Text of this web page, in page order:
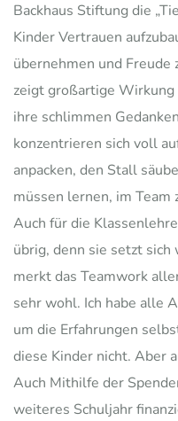
Backhaus Stiftung die
Kinder Vertrauen
übernehmen und Freude
zeigt großartige Wirkung
ihre schlimmen
konzentrieren sich voll
anpacken, den Stall
müssen lernen, im Team
Auch für die
übrig, denn sie setzt sich
merkt das Teamwork
sehr wohl. Ich habe alle
um die Erfahrungen
diese Kinder nicht. Aber
Auch Mithilfe der
weiteres Schuljahr